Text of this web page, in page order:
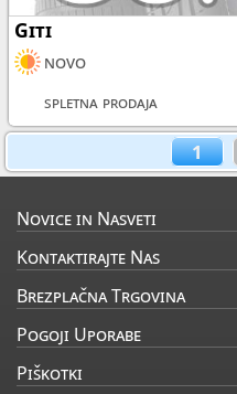
Giti
novo
spletna prodaja
1
Novice in Nasveti
Kontaktirajte Nas
Brezplačna Trgovina
Pogoji Uporabe
Piškotki